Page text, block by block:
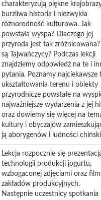
charakteryzują piękne
burzliwa historia i niezwykła
różnorodność kulturowa. Jak
powstała wyspa? Dlaczego jej
przyroda jest tak
są Tajwańczycy? Podczas lekcji
znajdziemy odpowiedź na te i
pytania. Poznamy najciekawsze
ukształtowania terenu i obiekty
przyrodnicze powstałe na
najważniejsze wydarzenia z jej
oraz dowiemy się więcej na
kultury i obyczajów
ją aborygenów i ludności
Lekcja rozpocznie się
technologii produkcji jogurtu,
wzbogaconej zdjęciami oraz
zakładów produkcyjnych.
Następnie uczestnicy spotkania